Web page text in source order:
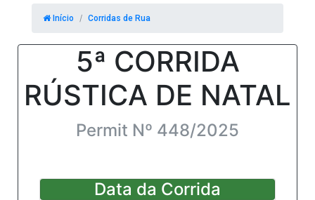
Início Corridas de Rua
5ª CORRIDA
RÚSTICA DE NATAL
Permit Nº 448/2025
Data da Corrida